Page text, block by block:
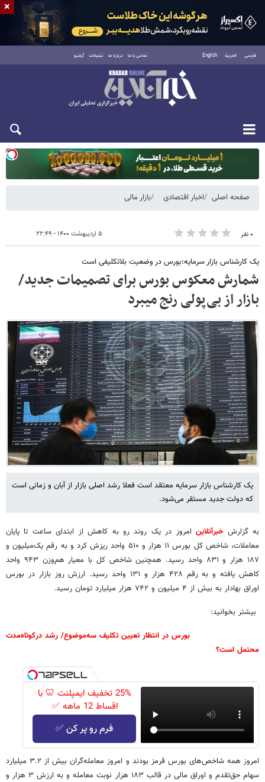
فارسی العربية English تماس با ما درباره ما تبلیغات آرشیو
یکشنبه ۱۸ مرداد ۱۴۰۵
صفحه اصلی اخبار اقتصادی بازار مالی
۰ نفر ۵ اردیبهشت ۱۴۰۰ - ۲۲:۴۹
یک کارشناس بازار سرمایه:بورس در وضعیت بلاتکلیفی است
شمارش معکوس بورس برای تصمیمات جدید/
بازار از بی‌پولی رنج می‎برد
یک کارشناس بازار سرمایه معتقد است فعلا رشد اصلی بازار از آبان و زمانی است
که دولت جدید مستقر می‌شود.
به گزارشخبرآنلاینامروز در یک روند رو به کاهش از ابتدای ساعت تا پایان
معاملات، شاخص کل بورس ۱۱ هزار و ۵۱۰ واحد ریزش کرد و به رقم یک‌میلیون و
۱۸۷ هزار و ۸۳۱ واحد رسید. همچنین شاخص کل با معیار هم‌وزن ۹۴۳ واحد
کاهش یافته و به رقم ۴۲۸ هزار و ۱۳۱ واحد رسید. ارزش روز بازار در بورس
اوراق بهادار به بیش از ۴ میلیون و ۷۴۲ هزار میلیارد تومان رسید.
بیشتر بخوانید:
بورس در انتظار تعیین تکلیف سه‌موضوع/ رشد درکوتاه‌مدت
محتمل است؟
25% تخفیف ایمپلنت 🦷 با
اقساط 12 ماهه ✅
فرم رو پر کن ✅
امروز همه شاخص‌های بورس قرمز بودند و امروز معامله‌گران بیش از ۳.۲ میلیارد
سهام حق‌تقدم و اوراق مالی در قالب ۱۸۳ هزار نوبت معامله و به ارزش ۳ هزار و
×